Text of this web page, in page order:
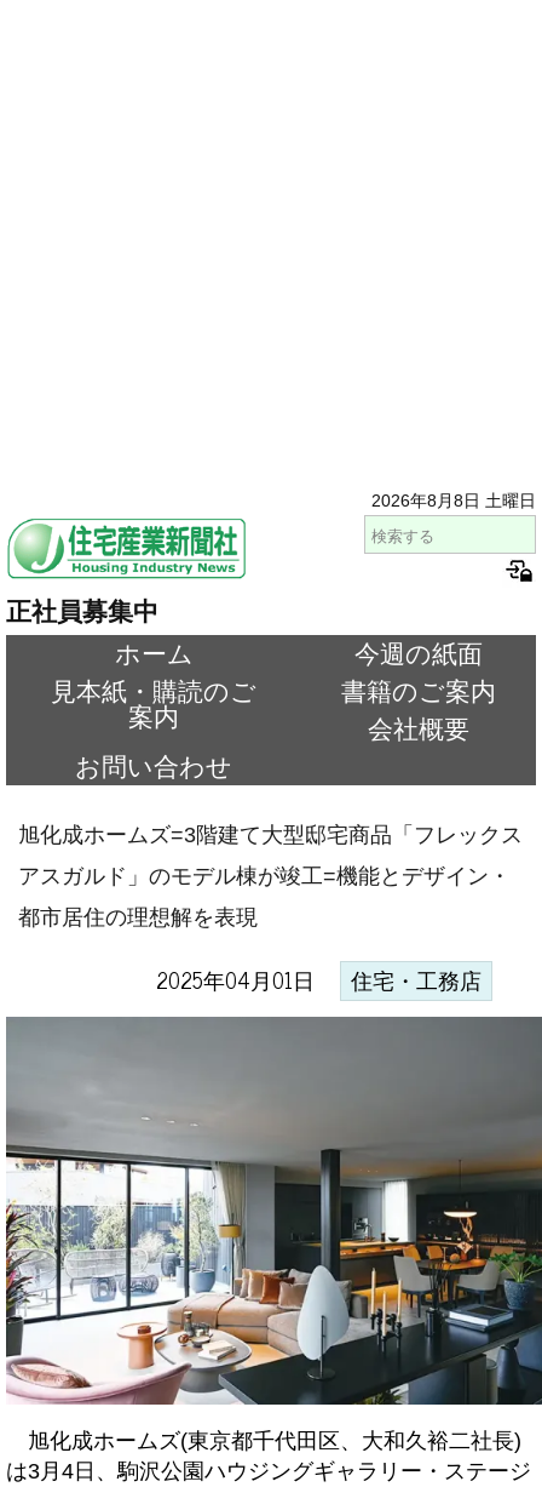
2026年8月8日 土曜日
正社員募集中
ホーム
今週の紙面
見本紙・購読のご
案内
書籍のご案内
会社概要
お問い合わせ
旭化成ホームズ=3階建て大型邸宅商品「フレックス
アスガルド」のモデル棟が竣工=機能とデザイン・
都市居住の理想解を表現
2025年04月01日 住宅・工務店
旭化成ホームズ(東京都千代田区、大和久裕二社長)
は3月4日、駒沢公園ハウジングギャラリー・ステージ